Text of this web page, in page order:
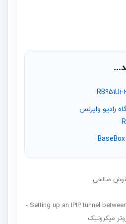
رادیو وایرلس
صالحی
Setting up an IPIP tunnel